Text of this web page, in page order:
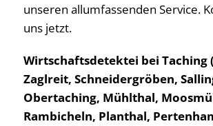
unseren allumfassenden Service.
uns jetzt.
Wirtschaftsdetektei bei Taching
Zaglreit, Schneidergröben,
Obertaching, Mühlthal,
Rambicheln, Planthal,